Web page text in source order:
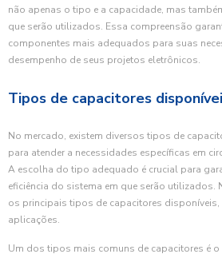
não apenas o tipo e a capacidade, mas
que serão utilizados. Essa compreensão
componentes mais adequados para suas
desempenho de seus projetos eletrônicos.
Tipos de capacitores
No mercado, existem diversos tipos de
para atender a necessidades específicas em
A escolha do tipo adequado é crucial para
eficiência do sistema em que serão utilizados.
os principais tipos de capacitores disponíveis,
aplicações.
Um dos tipos mais comuns de capacitores é o